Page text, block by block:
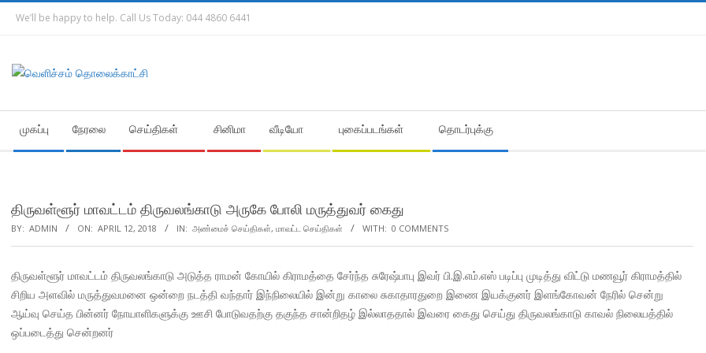
SkipWe’ll be happy to help. Call Us Today: 044 4860 6441
Navigation
Menu
முகப்பு நேரலை செய்திகள் சினிமா வீடியோ புகைப்படங்கள் தொடர்புக்கு
திருவள்ளூர் மாவட்டம் திருவலங்காடு அருகே போலி மருத்துவர் கைது
BY: ADMIN ON: APRIL 12, 2018 IN: அண்மைச் செய்திகள், மாவட்ட செய்திகள் WITH: 0 COMMENTS
திருவள்ளூர் மாவட்டம் திருவலங்காடு அடுத்த ராமன் கோயில் கிராமத்தை சேர்ந்த சுரேஷ்பாபு இவர் பி.இ.எம்.எஸ் படிப்பு முடித்து விட்டு மணவூர் கிராமத்தில்
சிறிய அளவில் மருத்துவமனை ஒன்றை நடத்தி வந்தார் இந்நிலையில் இன்று காலை சுகாதாரதுறை இணை இயக்குனர் இளங்கோவன் நேரில் சென்று
ஆய்வு செய்த பின்னர் நோயாளிகளுக்கு ஊசி போடுவதற்கு தகுந்த சான்றிதழ் இல்லாததால் இவரை கைது செய்து திருவலங்காடு காவல் நிலையத்தில்
ஒப்படைத்து சென்றனர்